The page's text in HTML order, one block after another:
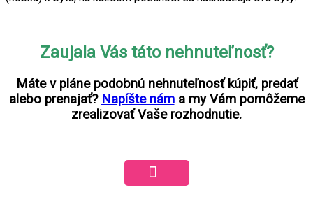
Zaujala Vás táto nehnuteľnosť?
Máte v pláne podobnú nehnuteľnosť kúpiť, predať
alebo prenajať? Napíšte nám a my Vám pomôžeme
zrealizovať Vaše rozhodnutie.